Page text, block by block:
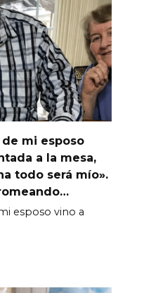
mi esposo
a la mesa,
todo será mío».
esposo vino a